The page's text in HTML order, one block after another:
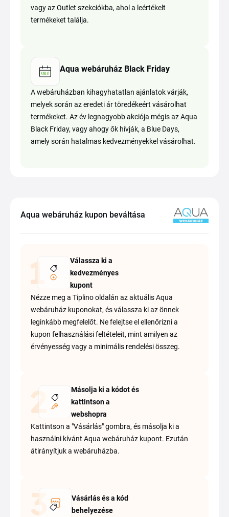
vagy az Outlet szekciókba, ahol a leértékelt
termékeket találja.
Aqua webáruház Black Friday
A webáruházban kihagyhatatlan ajánlatok várják,
melyek során az eredeti ár töredékeért vásárolhat
termékeket. Az év legnagyobb akciója mégis az Aqua
Black Friday, vagy ahogy ők hívják, a Blue Days,
amely során hatalmas kedvezményekkel vásárolhat.
Aqua webáruház kupon beváltása
Válassza ki a
kedvezményes
kupont
Nézze meg a Tiplino oldalán az aktuális Aqua
webáruház kuponokat, és válassza ki az önnek
leginkább megfelelőt. Ne felejtse el ellenőrizni a
kupon felhasználási feltételeit, mint amilyen az
érvényesség vagy a minimális rendelési összeg.
Másolja ki a kódot és
kattintson a
webshopra
Kattintson a "Vásárlás" gombra, és másolja ki a
használni kívánt Aqua webáruház kupont. Ezután
átirányítjuk a webáruházba.
Vásárlás és a kód
behelyezése